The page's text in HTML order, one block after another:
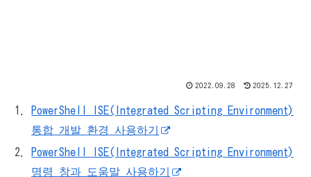
2022.09.28 2025.12.27
PowerShell ISE(Integrated Scripting Environment)
통합 개발 환경 사용하기
PowerShell ISE(Integrated Scripting Environment)
명령 창과 도움말 사용하기